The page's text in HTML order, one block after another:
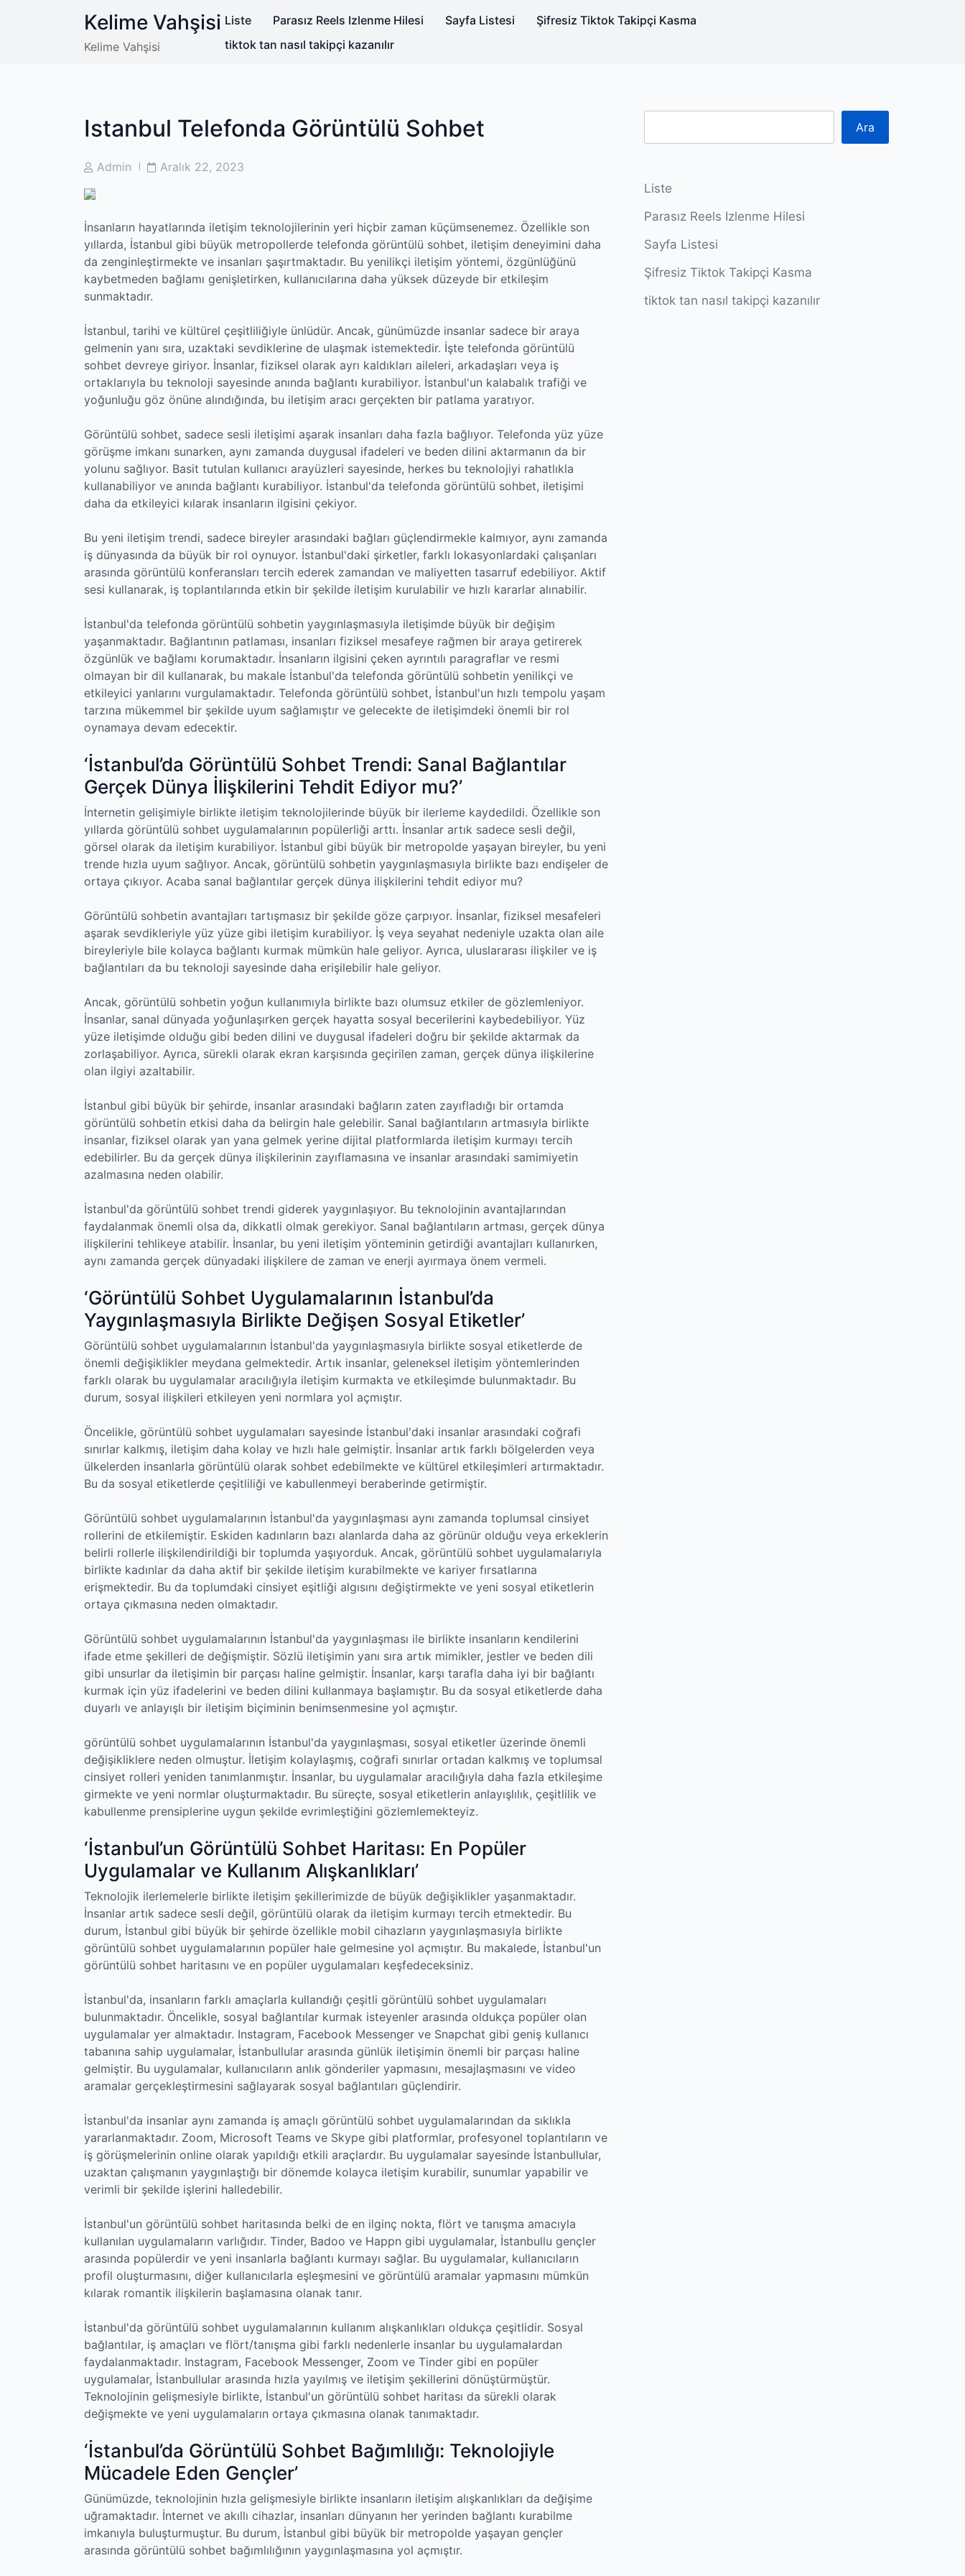
Kelime Vahşisi
Kelime Vahşisi
Liste Parasız Reels Izlenme Hilesi Sayfa Listesi
Şifresiz Tiktok Takipçi Kasma
tiktok tan nasıl takipçi kazanılır
Istanbul Telefonda Görüntülü Sohbet
PostAdmin
PostAralık 22, 2023
İnsanların hayatlarında iletişim teknolojilerinin yeri hiçbir zaman küçümsenemez. Özellikle son
yıllarda, İstanbul gibi büyük metropollerde telefonda görüntülü sohbet, iletişim deneyimini daha
da zenginleştirmekte ve insanları şaşırtmaktadır. Bu yenilikçi iletişim yöntemi, özgünlüğünü
kaybetmeden bağlamı genişletirken, kullanıcılarına daha yüksek düzeyde bir etkileşim
sunmaktadır.
İstanbul, tarihi ve kültürel çeşitliliğiyle ünlüdür. Ancak, günümüzde insanlar sadece bir araya
gelmenin yanı sıra, uzaktaki sevdiklerine de ulaşmak istemektedir. İşte telefonda görüntülü
sohbet devreye giriyor. İnsanlar, fiziksel olarak ayrı kaldıkları aileleri, arkadaşları veya iş
ortaklarıyla bu teknoloji sayesinde anında bağlantı kurabiliyor. İstanbul'un kalabalık trafiği ve
yoğunluğu göz önüne alındığında, bu iletişim aracı gerçekten bir patlama yaratıyor.
Görüntülü sohbet, sadece sesli iletişimi aşarak insanları daha fazla bağlıyor. Telefonda yüz yüze
görüşme imkanı sunarken, aynı zamanda duygusal ifadeleri ve beden dilini aktarmanın da bir
yolunu sağlıyor. Basit tutulan kullanıcı arayüzleri sayesinde, herkes bu teknolojiyi rahatlıkla
kullanabiliyor ve anında bağlantı kurabiliyor. İstanbul'da telefonda görüntülü sohbet, iletişimi
daha da etkileyici kılarak insanların ilgisini çekiyor.
Bu yeni iletişim trendi, sadece bireyler arasındaki bağları güçlendirmekle kalmıyor, aynı zamanda
iş dünyasında da büyük bir rol oynuyor. İstanbul'daki şirketler, farklı lokasyonlardaki çalışanları
arasında görüntülü konferansları tercih ederek zamandan ve maliyetten tasarruf edebiliyor. Aktif
sesi kullanarak, iş toplantılarında etkin bir şekilde iletişim kurulabilir ve hızlı kararlar alınabilir.
İstanbul'da telefonda görüntülü sohbetin yaygınlaşmasıyla iletişimde büyük bir değişim
yaşanmaktadır. Bağlantının patlaması, insanları fiziksel mesafeye rağmen bir araya getirerek
özgünlük ve bağlamı korumaktadır. İnsanların ilgisini çeken ayrıntılı paragraflar ve resmi
olmayan bir dil kullanarak, bu makale İstanbul'da telefonda görüntülü sohbetin yenilikçi ve
etkileyici yanlarını vurgulamaktadır. Telefonda görüntülü sohbet, İstanbul'un hızlı tempolu yaşam
tarzına mükemmel bir şekilde uyum sağlamıştır ve gelecekte de iletişimdeki önemli bir rol
oynamaya devam edecektir.
‘İstanbul’da Görüntülü Sohbet Trendi: Sanal Bağlantılar
Gerçek Dünya İlişkilerini Tehdit Ediyor mu?’
İnternetin gelişimiyle birlikte iletişim teknolojilerinde büyük bir ilerleme kaydedildi. Özellikle son
yıllarda görüntülü sohbet uygulamalarının popülerliği arttı. İnsanlar artık sadece sesli değil,
görsel olarak da iletişim kurabiliyor. İstanbul gibi büyük bir metropolde yaşayan bireyler, bu yeni
trende hızla uyum sağlıyor. Ancak, görüntülü sohbetin yaygınlaşmasıyla birlikte bazı endişeler de
ortaya çıkıyor. Acaba sanal bağlantılar gerçek dünya ilişkilerini tehdit ediyor mu?
Görüntülü sohbetin avantajları tartışmasız bir şekilde göze çarpıyor. İnsanlar, fiziksel mesafeleri
aşarak sevdikleriyle yüz yüze gibi iletişim kurabiliyor. İş veya seyahat nedeniyle uzakta olan aile
bireyleriyle bile kolayca bağlantı kurmak mümkün hale geliyor. Ayrıca, uluslararası ilişkiler ve iş
bağlantıları da bu teknoloji sayesinde daha erişilebilir hale geliyor.
Ancak, görüntülü sohbetin yoğun kullanımıyla birlikte bazı olumsuz etkiler de gözlemleniyor.
İnsanlar, sanal dünyada yoğunlaşırken gerçek hayatta sosyal becerilerini kaybedebiliyor. Yüz
yüze iletişimde olduğu gibi beden dilini ve duygusal ifadeleri doğru bir şekilde aktarmak da
zorlaşabiliyor. Ayrıca, sürekli olarak ekran karşısında geçirilen zaman, gerçek dünya ilişkilerine
olan ilgiyi azaltabilir.
İstanbul gibi büyük bir şehirde, insanlar arasındaki bağların zaten zayıfladığı bir ortamda
görüntülü sohbetin etkisi daha da belirgin hale gelebilir. Sanal bağlantıların artmasıyla birlikte
insanlar, fiziksel olarak yan yana gelmek yerine dijital platformlarda iletişim kurmayı tercih
edebilirler. Bu da gerçek dünya ilişkilerinin zayıflamasına ve insanlar arasındaki samimiyetin
azalmasına neden olabilir.
İstanbul'da görüntülü sohbet trendi giderek yaygınlaşıyor. Bu teknolojinin avantajlarından
faydalanmak önemli olsa da, dikkatli olmak gerekiyor. Sanal bağlantıların artması, gerçek dünya
ilişkilerini tehlikeye atabilir. İnsanlar, bu yeni iletişim yönteminin getirdiği avantajları kullanırken,
aynı zamanda gerçek dünyadaki ilişkilere de zaman ve enerji ayırmaya önem vermeli.
‘Görüntülü Sohbet Uygulamalarının İstanbul’da
Yaygınlaşmasıyla Birlikte Değişen Sosyal Etiketler’
Görüntülü sohbet uygulamalarının İstanbul'da yaygınlaşmasıyla birlikte sosyal etiketlerde de
önemli değişiklikler meydana gelmektedir. Artık insanlar, geleneksel iletişim yöntemlerinden
farklı olarak bu uygulamalar aracılığıyla iletişim kurmakta ve etkileşimde bulunmaktadır. Bu
durum, sosyal ilişkileri etkileyen yeni normlara yol açmıştır.
Öncelikle, görüntülü sohbet uygulamaları sayesinde İstanbul'daki insanlar arasındaki coğrafi
sınırlar kalkmış, iletişim daha kolay ve hızlı hale gelmiştir. İnsanlar artık farklı bölgelerden veya
ülkelerden insanlarla görüntülü olarak sohbet edebilmekte ve kültürel etkileşimleri artırmaktadır.
Bu da sosyal etiketlerde çeşitliliği ve kabullenmeyi beraberinde getirmiştir.
Görüntülü sohbet uygulamalarının İstanbul'da yaygınlaşması aynı zamanda toplumsal cinsiyet
rollerini de etkilemiştir. Eskiden kadınların bazı alanlarda daha az görünür olduğu veya erkeklerin
belirli rollerle ilişkilendirildiği bir toplumda yaşıyorduk. Ancak, görüntülü sohbet uygulamalarıyla
birlikte kadınlar da daha aktif bir şekilde iletişim kurabilmekte ve kariyer fırsatlarına
erişmektedir. Bu da toplumdaki cinsiyet eşitliği algısını değiştirmekte ve yeni sosyal etiketlerin
ortaya çıkmasına neden olmaktadır.
Görüntülü sohbet uygulamalarının İstanbul'da yaygınlaşması ile birlikte insanların kendilerini
ifade etme şekilleri de değişmiştir. Sözlü iletişimin yanı sıra artık mimikler, jestler ve beden dili
gibi unsurlar da iletişimin bir parçası haline gelmiştir. İnsanlar, karşı tarafla daha iyi bir bağlantı
kurmak için yüz ifadelerini ve beden dilini kullanmaya başlamıştır. Bu da sosyal etiketlerde daha
duyarlı ve anlayışlı bir iletişim biçiminin benimsenmesine yol açmıştır.
görüntülü sohbet uygulamalarının İstanbul'da yaygınlaşması, sosyal etiketler üzerinde önemli
değişikliklere neden olmuştur. İletişim kolaylaşmış, coğrafi sınırlar ortadan kalkmış ve toplumsal
cinsiyet rolleri yeniden tanımlanmıştır. İnsanlar, bu uygulamalar aracılığıyla daha fazla etkileşime
girmekte ve yeni normlar oluşturmaktadır. Bu süreçte, sosyal etiketlerin anlayışlılık, çeşitlilik ve
kabullenme prensiplerine uygun şekilde evrimleştiğini gözlemlemekteyiz.
‘İstanbul’un Görüntülü Sohbet Haritası: En Popüler
Uygulamalar ve Kullanım Alışkanlıkları’
Teknolojik ilerlemelerle birlikte iletişim şekillerimizde de büyük değişiklikler yaşanmaktadır.
İnsanlar artık sadece sesli değil, görüntülü olarak da iletişim kurmayı tercih etmektedir. Bu
durum, İstanbul gibi büyük bir şehirde özellikle mobil cihazların yaygınlaşmasıyla birlikte
görüntülü sohbet uygulamalarının popüler hale gelmesine yol açmıştır. Bu makalede, İstanbul'un
görüntülü sohbet haritasını ve en popüler uygulamaları keşfedeceksiniz.
İstanbul'da, insanların farklı amaçlarla kullandığı çeşitli görüntülü sohbet uygulamaları
bulunmaktadır. Öncelikle, sosyal bağlantılar kurmak isteyenler arasında oldukça popüler olan
uygulamalar yer almaktadır. Instagram, Facebook Messenger ve Snapchat gibi geniş kullanıcı
tabanına sahip uygulamalar, İstanbullular arasında günlük iletişimin önemli bir parçası haline
gelmiştir. Bu uygulamalar, kullanıcıların anlık gönderiler yapmasını, mesajlaşmasını ve video
aramalar gerçekleştirmesini sağlayarak sosyal bağlantıları güçlendirir.
İstanbul'da insanlar aynı zamanda iş amaçlı görüntülü sohbet uygulamalarından da sıklıkla
yararlanmaktadır. Zoom, Microsoft Teams ve Skype gibi platformlar, profesyonel toplantıların ve
iş görüşmelerinin online olarak yapıldığı etkili araçlardır. Bu uygulamalar sayesinde İstanbullular,
uzaktan çalışmanın yaygınlaştığı bir dönemde kolayca iletişim kurabilir, sunumlar yapabilir ve
verimli bir şekilde işlerini halledebilir.
İstanbul'un görüntülü sohbet haritasında belki de en ilginç nokta, flört ve tanışma amacıyla
kullanılan uygulamaların varlığıdır. Tinder, Badoo ve Happn gibi uygulamalar, İstanbullu gençler
arasında popülerdir ve yeni insanlarla bağlantı kurmayı sağlar. Bu uygulamalar, kullanıcıların
profil oluşturmasını, diğer kullanıcılarla eşleşmesini ve görüntülü aramalar yapmasını mümkün
kılarak romantik ilişkilerin başlamasına olanak tanır.
İstanbul'da görüntülü sohbet uygulamalarının kullanım alışkanlıkları oldukça çeşitlidir. Sosyal
bağlantılar, iş amaçları ve flört/tanışma gibi farklı nedenlerle insanlar bu uygulamalardan
faydalanmaktadır. Instagram, Facebook Messenger, Zoom ve Tinder gibi en popüler
uygulamalar, İstanbullular arasında hızla yayılmış ve iletişim şekillerini dönüştürmüştür.
Teknolojinin gelişmesiyle birlikte, İstanbul'un görüntülü sohbet haritası da sürekli olarak
değişmekte ve yeni uygulamaların ortaya çıkmasına olanak tanımaktadır.
‘İstanbul’da Görüntülü Sohbet Bağımlılığı: Teknolojiyle
Mücadele Eden Gençler’
Günümüzde, teknolojinin hızla gelişmesiyle birlikte insanların iletişim alışkanlıkları da değişime
uğramaktadır. İnternet ve akıllı cihazlar, insanları dünyanın her yerinden bağlantı kurabilme
imkanıyla buluşturmuştur. Bu durum, İstanbul gibi büyük bir metropolde yaşayan gençler
arasında görüntülü sohbet bağımlılığının yaygınlaşmasına yol açmıştır.
Ara
Liste
Parasız Reels Izlenme Hilesi
Sayfa Listesi
Şifresiz Tiktok Takipçi Kasma
tiktok tan nasıl takipçi kazanılır